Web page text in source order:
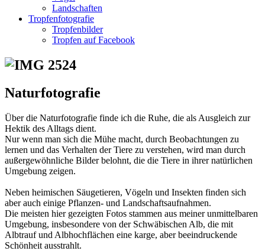
Landschaften
Tropfenfotografie
Tropfenbilder
Tropfen auf Facebook
Naturfotografie
Über die Naturfotografie finde ich die Ruhe, die als Ausgleich zur
Hektik des Alltags dient.
Nur wenn man sich die Mühe macht, durch Beobachtungen zu
lernen und das Verhalten der Tiere zu verstehen, wird man durch
außergewöhnliche Bilder belohnt, die die Tiere in ihrer natürlichen
Umgebung zeigen.
Neben heimischen Säugetieren, Vögeln und Insekten finden sich
aber auch einige Pflanzen- und Landschaftsaufnahmen.
Die meisten hier gezeigten Fotos stammen aus meiner unmittelbaren
Umgebung, insbesondere von der Schwäbischen Alb, die mit
Albtrauf und Albhochflächen eine karge, aber beeindruckende
Schönheit ausstrahlt.